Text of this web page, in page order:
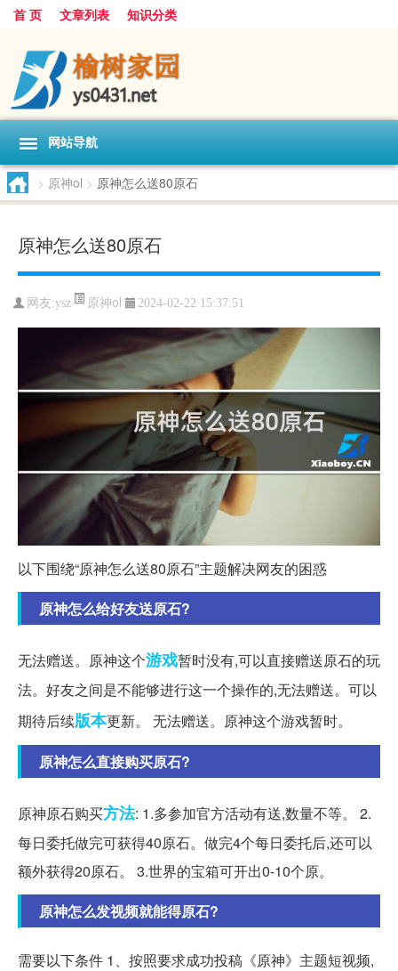
首 页 文章列表 知识分类
网站导航
> 原神ol > 原神怎么送80原石
原神怎么送80原石
网友:ysz 原神ol 2024-02-22 15:37:51
以下围绕“原神怎么送80原石”主题解决网友的困惑
原神怎么给好友送原石?
无法赠送。原神这个游戏暂时没有,可以直接赠送原石的玩
法。好友之间是不能够进行这一个操作的,无法赠送。可以
期待后续版本更新。 无法赠送。原神这个游戏暂时。
原神怎么直接购买原石?
原神原石购买方法: 1.多参加官方活动有送,数量不等。 2.
每日委托做完可获得40原石。做完4个每日委托后,还可以
额外获得20原石。 3.世界的宝箱可开出0-10个原。
原神怎么发视频就能得原石?
需要以下条件 1、按照要求成功投稿《原神》主题短视频,